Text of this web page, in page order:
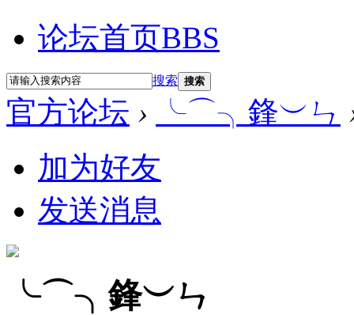
论坛首页BBS
搜索 搜索
官方论坛 › ╰⌒╮鋒︶ㄣ
加为好友
发送消息
╰⌒╮鋒︶ㄣ